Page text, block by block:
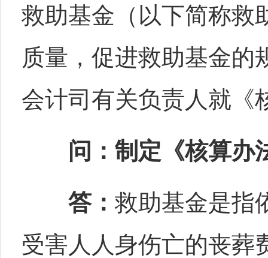
救助基金（以下简称救
质量，促进救助基金的
会计司有关负责人就《
问：制定《核算办
答： 救助基金是指
受害人人身伤亡的丧葬